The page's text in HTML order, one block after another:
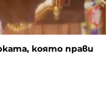
която прави